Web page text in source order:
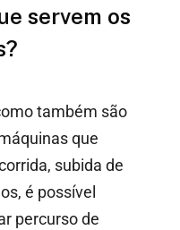
servem os
também são
que
subida de
é possível
percurso de